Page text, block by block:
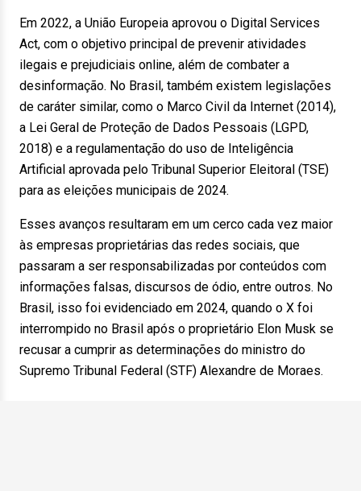
Em 2022, a União Europeia aprovou o Digital Services
Act, com o objetivo principal de prevenir atividades
ilegais e prejudiciais online, além de combater a
desinformação. No Brasil, também existem legislações
de caráter similar, como o Marco Civil da Internet (2014),
a Lei Geral de Proteção de Dados Pessoais (LGPD,
2018) e a regulamentação do uso de Inteligência
Artificial aprovada pelo Tribunal Superior Eleitoral (TSE)
para as eleições municipais de 2024.
Esses avanços resultaram em um cerco cada vez maior
às empresas proprietárias das redes sociais, que
passaram a ser responsabilizadas por conteúdos com
informações falsas, discursos de ódio, entre outros. No
Brasil, isso foi evidenciado em 2024, quando o X foi
interrompido no Brasil após o proprietário Elon Musk se
recusar a cumprir as determinações do ministro do
Supremo Tribunal Federal (STF) Alexandre de Moraes.